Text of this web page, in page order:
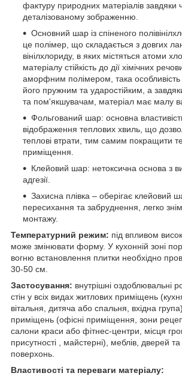
фактуру природних матеріалів завдяки
деталізованому зображенню.
Основний шар із спіненого
це полімер, що складається з довгих
вінілхлориду, в яких містяться атоми
матеріалу стійкість до дії хімічних
аморфним полімером, така
його пружним та ударостійким, а
та пом'якшувачам, матеріал має малу
Фольгований шар: основна
відображення теплових хвиль, що
теплові втрати, тим самим покращити
приміщення.
Клейовий шар: нетоксична основа з
адгезії.
Захисна плівка – оберігає клейовий
пересихання та забруднення, легко
монтажу.
Температурний режим: під впливом
може змінювати форму. У кухонній зоні
вогню встановлення плитки необхідно
30-50 см.
Застосування: внутрішні оздоблювальні
стін у всіх видах житлових приміщень
вітальня, дитяча або спальня, вхідна
приміщень (офісні приміщення, зони
салони краси або фітнес-центри, місця
присутності , майстерні), меблів, дверей
поверхонь.
Властивості та переваги матеріалу: